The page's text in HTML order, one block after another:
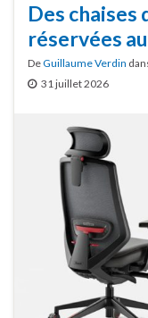
Des chaises
réservées
DeGuillaume Verdin
31 juillet 2026